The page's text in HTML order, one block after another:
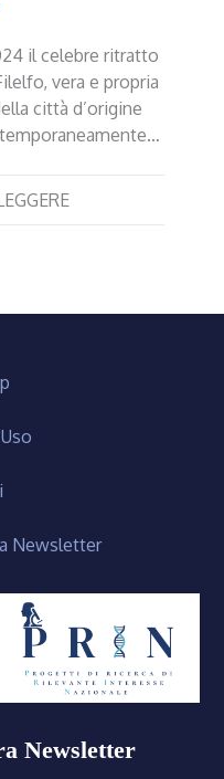
il celebre ritratto
vera e propria
città d’origine
Newsletter
Newsletter